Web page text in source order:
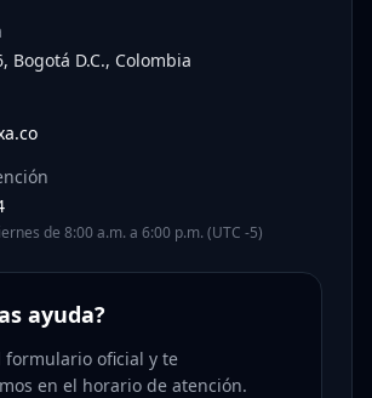
Bogotá D.C., Colombia
de 8:00 a.m. a 6:00 p.m. (UTC -5)
ayuda?
formulario oficial y te
en el horario de atención.